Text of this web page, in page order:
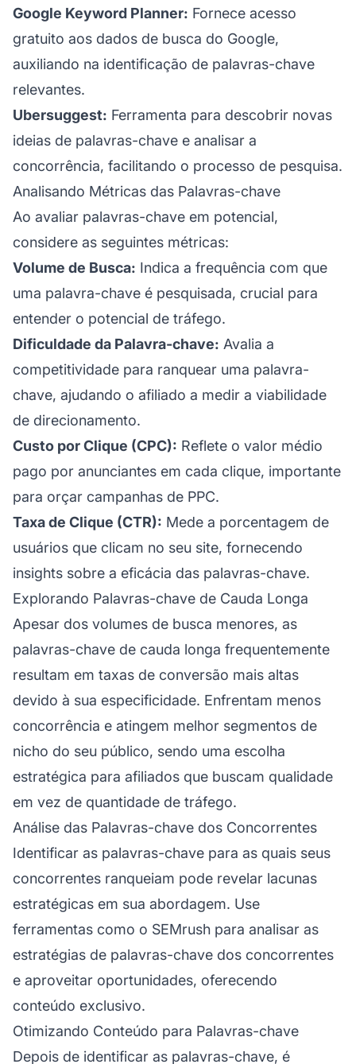
Google Keyword Planner: Fornece acesso
gratuito aos dados de busca do Google,
auxiliando na identificação de palavras-chave
relevantes.
Ubersuggest: Ferramenta para descobrir novas
ideias de palavras-chave e analisar a
concorrência, facilitando o processo de pesquisa.
Analisando Métricas das Palavras-chave
Ao avaliar palavras-chave em potencial,
considere as seguintes métricas:
Volume de Busca: Indica a frequência com que
uma palavra-chave é pesquisada, crucial para
entender o potencial de tráfego.
Dificuldade da Palavra-chave: Avalia a
competitividade para ranquear uma palavra-
chave, ajudando o afiliado a medir a viabilidade
de direcionamento.
Custo por Clique (CPC): Reflete o valor médio
pago por anunciantes em cada clique, importante
para orçar campanhas de PPC.
Taxa de Clique (CTR): Mede a porcentagem de
usuários que clicam no seu site, fornecendo
insights sobre a eficácia das palavras-chave.
Explorando Palavras-chave de Cauda Longa
Apesar dos volumes de busca menores, as
palavras-chave de cauda longa frequentemente
resultam em taxas de conversão mais altas
devido à sua especificidade. Enfrentam menos
concorrência e atingem melhor segmentos de
nicho do seu público, sendo uma escolha
estratégica para afiliados que buscam qualidade
em vez de quantidade de tráfego.
Análise das Palavras-chave dos Concorrentes
Identificar as palavras-chave para as quais seus
concorrentes ranqueiam pode revelar lacunas
estratégicas em sua abordagem. Use
ferramentas como o SEMrush para analisar as
estratégias de palavras-chave dos concorrentes
e aproveitar oportunidades, oferecendo
conteúdo exclusivo.
Otimizando Conteúdo para Palavras-chave
Depois de identificar as palavras-chave, é